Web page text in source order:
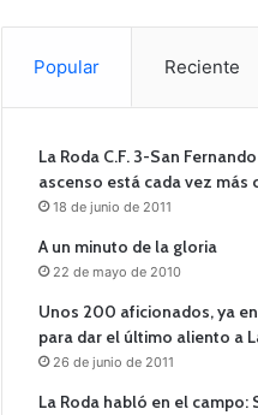
Popular Reciente
La Roda C.F. 3-San
ascenso está cada vez más
18 de junio de 2011
A un minuto de la gloria
22 de mayo de 2010
Unos 200 aficionados, ya
para dar el último aliento a
26 de junio de 2011
La Roda habló en el campo: